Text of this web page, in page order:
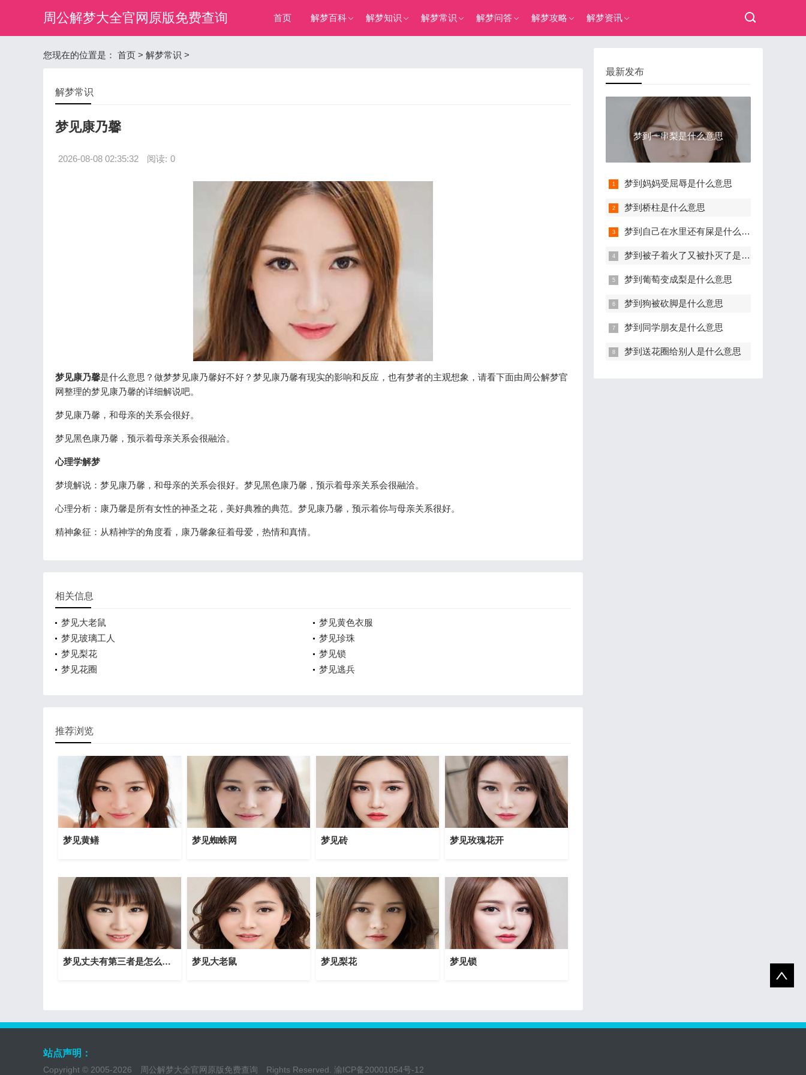
周公解梦大全官网原版免费查询 首页 解梦百科 解梦知识 解梦常识 解梦问答 解梦攻略 解梦资讯
您现在的位置是： 首页 > 解梦常识 >
解梦常识
梦见康乃馨
2026-08-08 02:35:32 阅读: 0
梦见康乃馨是什么意思？做梦梦见康乃馨好不好？梦见康乃馨有现实的影响和反应，也有梦者的主观想象，请看下面由周公解梦官
网整理的梦见康乃馨的详细解说吧。
梦见康乃馨，和母亲的关系会很好。
梦见黑色康乃馨，预示着母亲关系会很融洽。
心理学解梦
梦境解说：梦见康乃馨，和母亲的关系会很好。梦见黑色康乃馨，预示着母亲关系会很融洽。
心理分析：康乃馨是所有女性的神圣之花，美好典雅的典范。梦见康乃馨，预示着你与母亲关系很好。
精神象征：从精神学的角度看，康乃馨象征着母爱，热情和真情。
相关信息
梦见大老鼠
梦见黄色衣服
梦见玻璃工人
梦见珍珠
梦见梨花
梦见锁
梦见花圈
梦见逃兵
推荐浏览
梦见黄鳝 梦见蜘蛛网 梦见砖 梦见玫瑰花开
梦见丈夫有第三者是怎么回事？ 梦见大老鼠 梦见梨花 梦见锁
最新发布
梦到一串梨是什么意思
梦到妈妈受屈辱是什么意思
梦到桥柱是什么意思
梦到自己在水里还有屎是什么意思
梦到被子着火了又被扑灭了是什么意思
梦到葡萄变成梨是什么意思
梦到狗被砍脚是什么意思
梦到同学朋友是什么意思
梦到送花圈给别人是什么意思
站点声明：
Copyright © 2005-2026 周公解梦大全官网原版免费查询 Rights Reserved. 渝ICP备20001054号-12